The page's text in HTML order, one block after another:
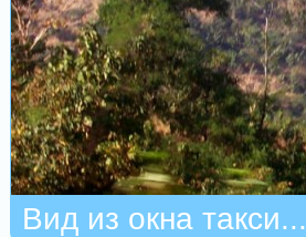
Вид из окна такси...